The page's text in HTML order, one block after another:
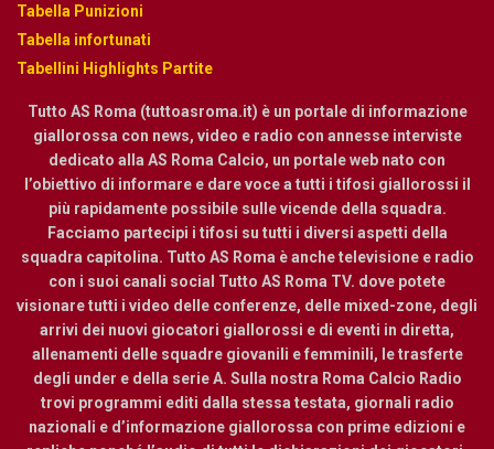
Tabella Punizioni
Tabella infortunati
Tabellini Highlights Partite
Tutto AS Roma (tuttoasroma.it) è un portale di informazione
giallorossa con news, video e radio con annesse interviste
dedicato alla AS Roma Calcio, un portale web nato con
l’obiettivo di informare e dare voce a tutti i tifosi giallorossi il
più rapidamente possibile sulle vicende della squadra.
Facciamo partecipi i tifosi su tutti i diversi aspetti della
squadra capitolina. Tutto AS Roma è anche televisione e radio
con i suoi canali social Tutto AS Roma TV. dove potete
visionare tutti i video delle conferenze, delle mixed-zone, degli
arrivi dei nuovi giocatori giallorossi e di eventi in diretta,
allenamenti delle squadre giovanili e femminili, le trasferte
degli under e della serie A. Sulla nostra Roma Calcio Radio
trovi programmi editi dalla stessa testata, giornali radio
nazionali e d’informazione giallorossa con prime edizioni e